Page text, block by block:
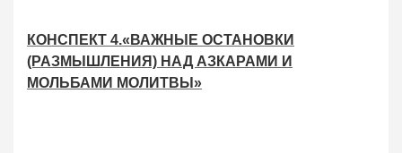
КОНСПЕКТ 4.«ВАЖНЫЕ ОСТАНОВКИ
(РАЗМЫШЛЕНИЯ) НАД АЗКАРАМИ И
МОЛЬБАМИ МОЛИТВЫ»